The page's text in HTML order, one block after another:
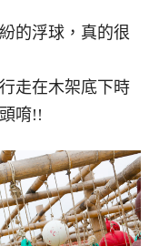
的浮球，真的很
走在木架底下時
唷!!